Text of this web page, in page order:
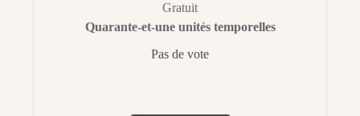
Gratuit
Quarante-et-une unités temporelles
Pas de vote